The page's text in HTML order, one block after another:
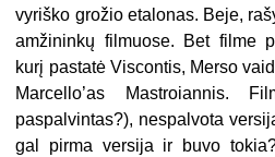
vyriško grožio etalonas. Beje,
amžininkų filmuose. Bet filme
kurį pastatė Viscontis, Merso
Marcello’as Mastroiannis.
paspalvintas?), nespalvota
gal pirma versija ir buvo